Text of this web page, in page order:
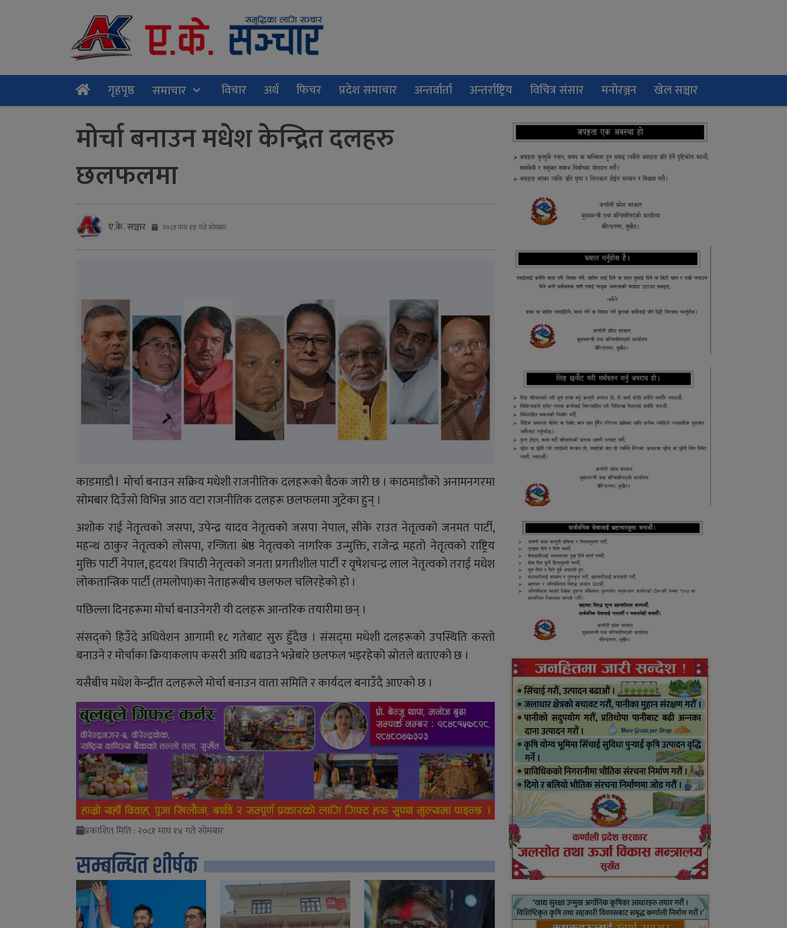
गृहपृष्ठ समाचार विचार अर्थ फिचर प्रदेश समाचार अन्तर्वार्ता अन्तर्राष्ट्रिय विचित्र संसार मनोरञ्जन खेल सञ्चार
मोर्चा बनाउन मधेश केन्द्रित दलहरु
छलफलमा
ए.के. सञ्चार २०८१ माघ १४ गते सोमबार
काडमाडौ l मोर्चा बनाउन सक्रिय मधेशी राजनीतिक दलहरूको बैठक जारी छ । काठमाडौंको अनामनगरमा
सोमबार दिउँसो विभिन्न आठ वटा राजनीतिक दलहरू छलफलमा जुटेका हुन् ।
अशोक राई नेतृत्वको जसपा, उपेन्द्र यादव नेतृत्वको जसपा नेपाल, सीके राउत नेतृत्वको जनमत पार्टी,
महन्थ ठाकुर नेतृत्वको लोसपा, रन्जिता श्रेष्ठ नेतृत्वको नागरिक उन्मुक्ति, राजेन्द्र महतो नेतृत्वको राष्ट्रिय
मुक्ति पार्टी नेपाल, हृदयश त्रिपाठी नेतृत्वको जनता प्रगतीशील पार्टी र वृषेशचन्द्र लाल नेतृत्वको तराई मधेश
लोकतान्त्रिक पार्टी (तमलोपा)का नेताहरूबीच छलफल चलिरहेको हो ।
पछिल्ला दिनहरूमा मोर्चा बनाउनेगरी यी दलहरू आन्तरिक तयारीमा छन् ।
संसद्को हिउँदे अधिवेशन आगामी १८ गतेबाट सुरु हुँदैछ । संसद्‌मा मधेशी दलहरूको उपस्थिति कस्तो
बनाउने र मोर्चाका क्रियाकलाप कसरी अघि बढाउने भन्नेबारे छलफल भइरहेको स्रोतले बताएको छ ।
यसैबीच मधेश केन्द्रीत दलहरूले मोर्चा बनाउन वाता समिति र कार्यदल बनाउँदै आएको छ ।
प्रकाशित मिति : २०८१ माघ १४ गते सोमबार
सम्बन्धित शीर्षक